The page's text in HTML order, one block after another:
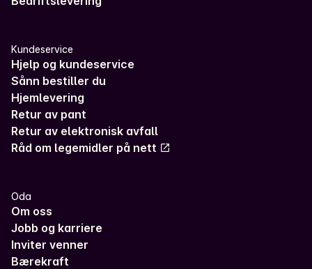
Kundeservice
Hjelp og kundeservice
Sånn bestiller du
Hjemlevering
Retur av pant
Retur av elektronisk avfall
Råd om legemidler på nett
Oda
Om oss
Jobb og karriere
Inviter venner
Bærekraft